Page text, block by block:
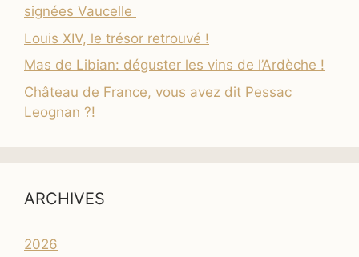
signées Vaucelle
Louis XIV, le trésor retrouvé !
Mas de Libian: déguster les vins de l’Ardèche !
Château de France, vous avez dit Pessac
Leognan ?!
ARCHIVES
2026